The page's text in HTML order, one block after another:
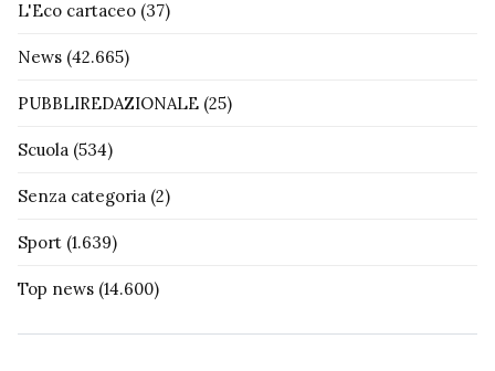
L'Eco cartaceo (37)
News (42.665)
PUBBLIREDAZIONALE (25)
Scuola (534)
Senza categoria (2)
Sport (1.639)
Top news (14.600)